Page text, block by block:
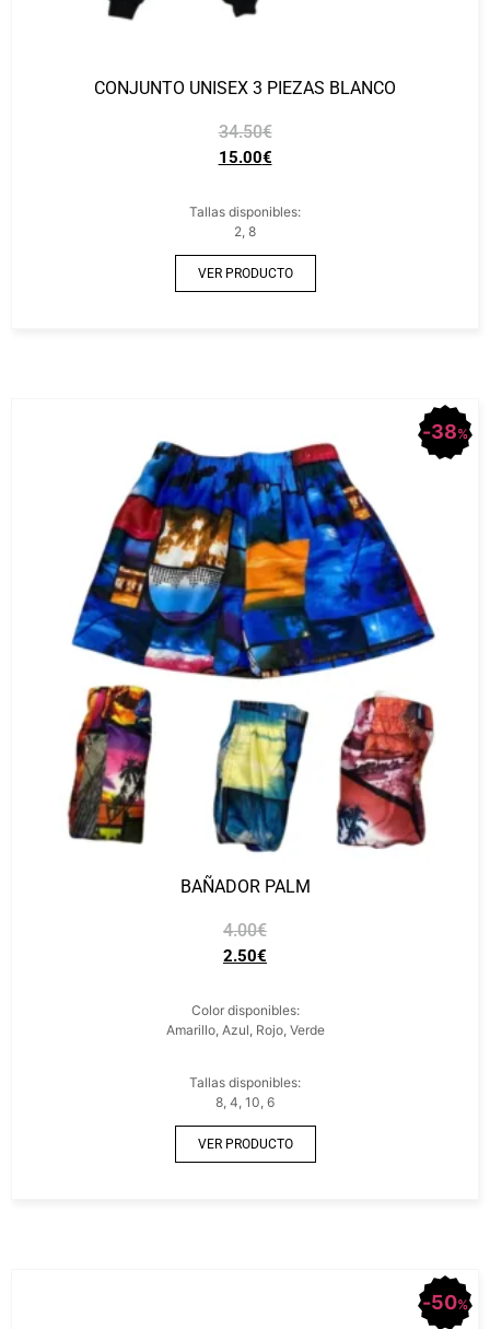
CONJUNTO UNISEX 3 PIEZAS BLANCO
34.50€
15.00€
Tallas disponibles:
2, 8
VER PRODUCTO
38%
BAÑADOR PALM
4.00€
2.50€
Color disponibles:
Amarillo, Azul, Rojo, Verde
Tallas disponibles:
8, 4, 10, 6
VER PRODUCTO
50%